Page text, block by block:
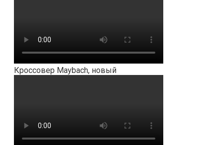
Кроссовер Maybach, новый